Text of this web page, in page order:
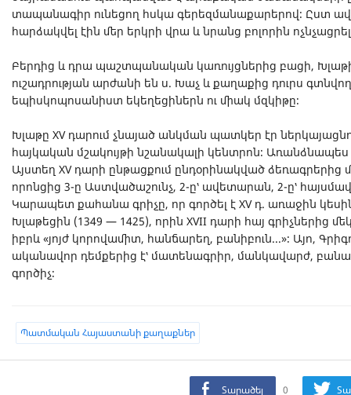
տապանագիր ունեցող հսկա գերեզմանաքարերով։ Ըստ
հարձակվել էին մեր երկրի վրա և նրանց բոլորին
Բերդից և դրա պաշտպանական կառույցներից բացի, Խլաթի
ուշադրության արժանի են ս. Խաչ և քաղաքից դուրս
եպիսկոպոսանիստ եկեղեցիներն ու միակ մզկիթը։
Խլաթը XV դարում չնայած անկման պատկեր էր
հայկական մշակույթի նշանակալի կենտրոն։ Առանձնապես
Այստեղ XV դարի ընթացքում ընդօրինակված ձեռագրերից
որոնցից 3-ը Աստվածաշունչ, 2-ը՝ ավետարան, 2-ը՝
Կարապետ քահանա գրիչը, որ գործել է XV դ. առաջին
Խլաթեցին (1349 — 1425), որին XVII դարի հայ գրիչներից
իբրև «յոյժ կորովամիտ, հանճարեղ, բանիբուն...»։ Այո,
ականավոր դեմքերից է՝ մատենագրիր, մանկավարժ,
գործիչ։
Պատմական Հայաստանի քաղաքներ
Տարածել 0